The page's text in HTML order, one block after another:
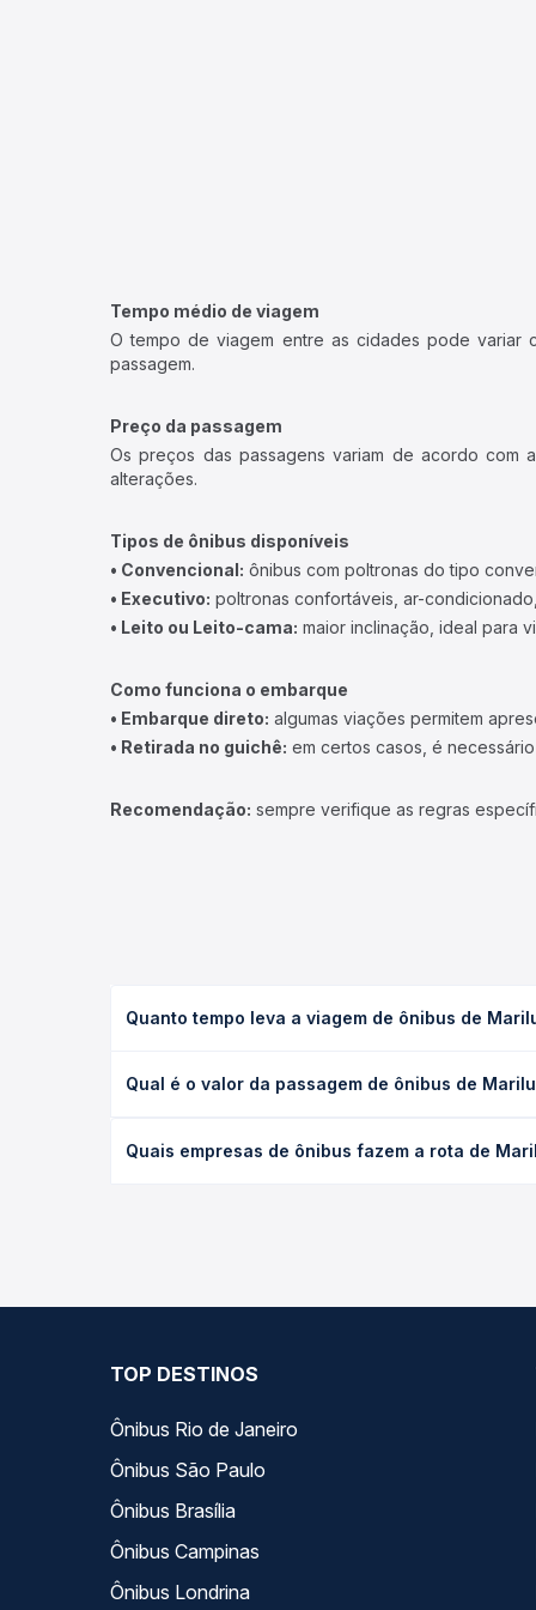
Tempo médio de viagem
O tempo de viagem entre as cidades pode variar
passagem.
Preço da passagem
Os preços das passagens variam de acordo com
alterações.
Tipos de ônibus disponíveis
• Convencional: ônibus com poltronas do tipo
• Executivo: poltronas confortáveis, ar-
• Leito ou Leito-cama: maior inclinação, ideal para
Como funciona o embarque
• Embarque direto: algumas viações permitem
• Retirada no guichê: em certos casos, é
Recomendação: sempre verifique as regras
Quanto tempo leva a viagem de ônibus de
leito) e as condições de tráfego. Na Quero
Qual é o valor da passagem de ônibus de
a antecedência da compra. Na Quero Passagem
Quais empresas de ônibus fazem a rota de
TOP DESTINOS
Ônibus Rio de Janeiro
Ônibus São Paulo
Ônibus Brasília
Ônibus Campinas
Ônibus Londrina